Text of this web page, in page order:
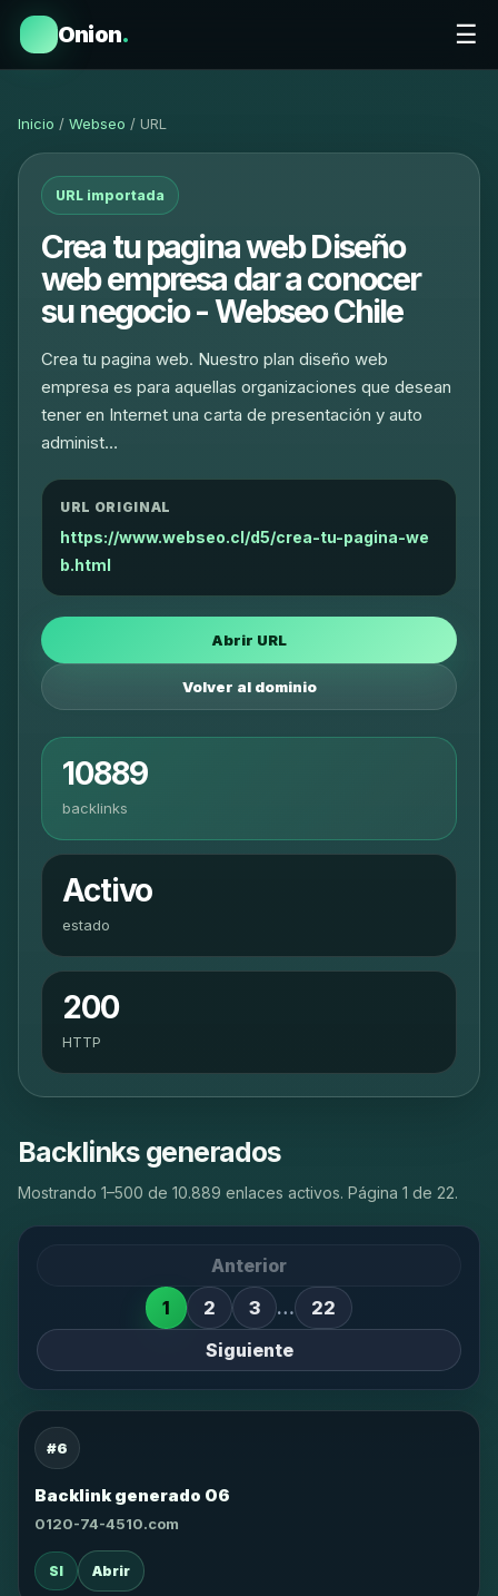
Onion. ☰
Inicio / Webseo / URL
URL importada
Crea tu pagina web Diseño
web empresa dar a conocer
su negocio - Webseo Chile
Crea tu pagina web. Nuestro plan diseño web
empresa es para aquellas organizaciones que desean
tener en Internet una carta de presentación y auto
administ…
URL ORIGINAL
https://www.webseo.cl/d5/crea-tu-pagina-we
b.html
Abrir URL
Volver al dominio
10889
backlinks
Activo
estado
200
HTTP
Backlinks generados
Mostrando 1–500 de 10.889 enlaces activos. Página 1 de 22.
Anterior
1
2 3 …
22
Siguiente
#6
Backlink generado 06
0120-74-4510.com
SI Abrir